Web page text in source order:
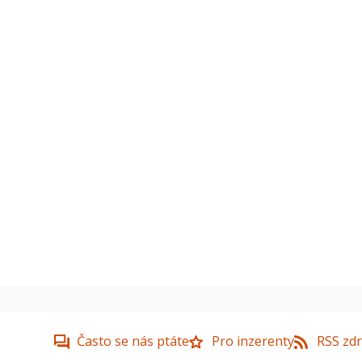
Často se nás ptáte Pro inzerenty RSS